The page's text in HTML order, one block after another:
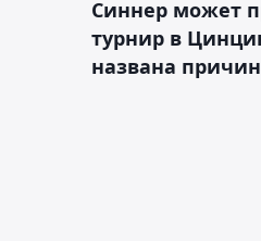
Синнер может
турнир в
названа